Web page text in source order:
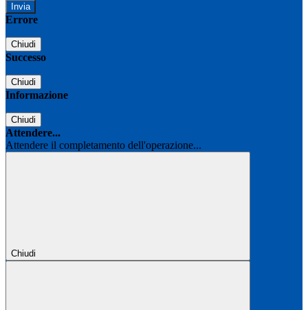
Errore
Chiudi
Successo
Chiudi
Informazione
Chiudi
Attendere...
Attendere il completamento dell'operazione...
Chiudi